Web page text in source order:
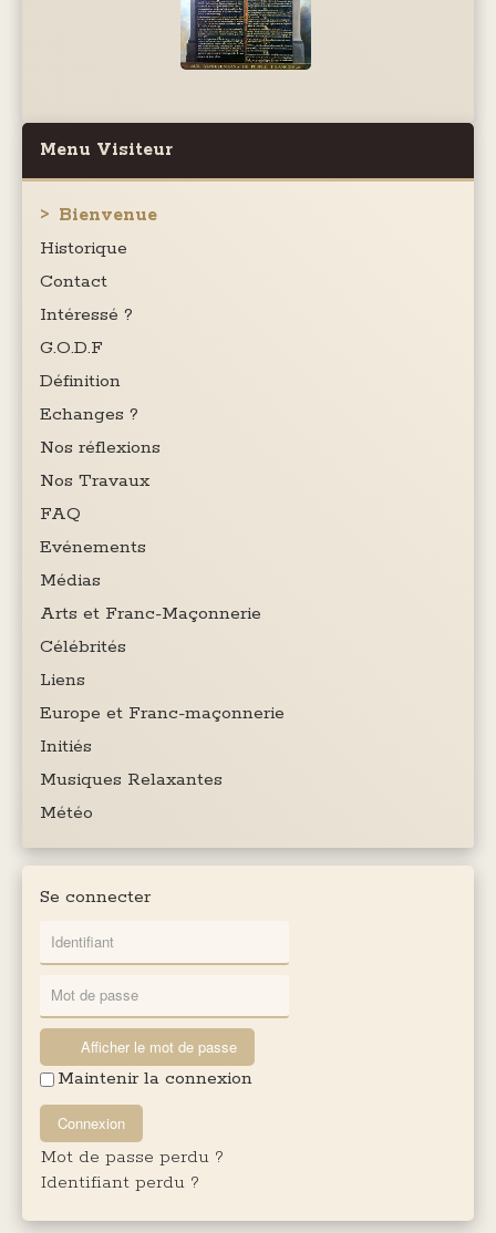
Menu Visiteur
Bienvenue
Historique
Contact
Intéressé ?
G.O.D.F
Définition
Echanges ?
Nos réflexions
Nos Travaux
FAQ
Evénements
Médias
Arts et Franc-Maçonnerie
Célébrités
Liens
Europe et Franc-maçonnerie
Initiés
Musiques Relaxantes
Météo
Se connecter
Afficher le mot de passe
Maintenir la connexion
Connexion
Mot de passe perdu ?
Identifiant perdu ?